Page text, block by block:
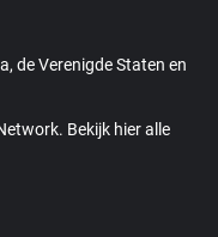
de Verenigde Staten en
Bekijk hier alle